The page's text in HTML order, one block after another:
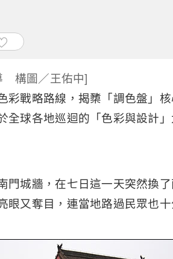
構圖／王佑中]
彩戰略路線，揭櫫「調色盤」
全球各地巡迴的「色彩與設計
門城牆，在七日這一天突然換
眼又奪目，連當地路過民眾也